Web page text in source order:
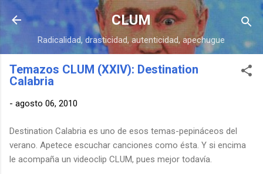
Ir al contenido principal
CLUM
Radicalidad, drasticidad, autenticidad, apechugue
Temazos CLUM (XXIV): Destination
Calabria
- agosto 06, 2010
Destination Calabria es uno de esos temas-pepináceos del
verano. Apetece escuchar canciones como ésta. Y si encima
le acompaña un videoclip CLUM, pues mejor todavía.